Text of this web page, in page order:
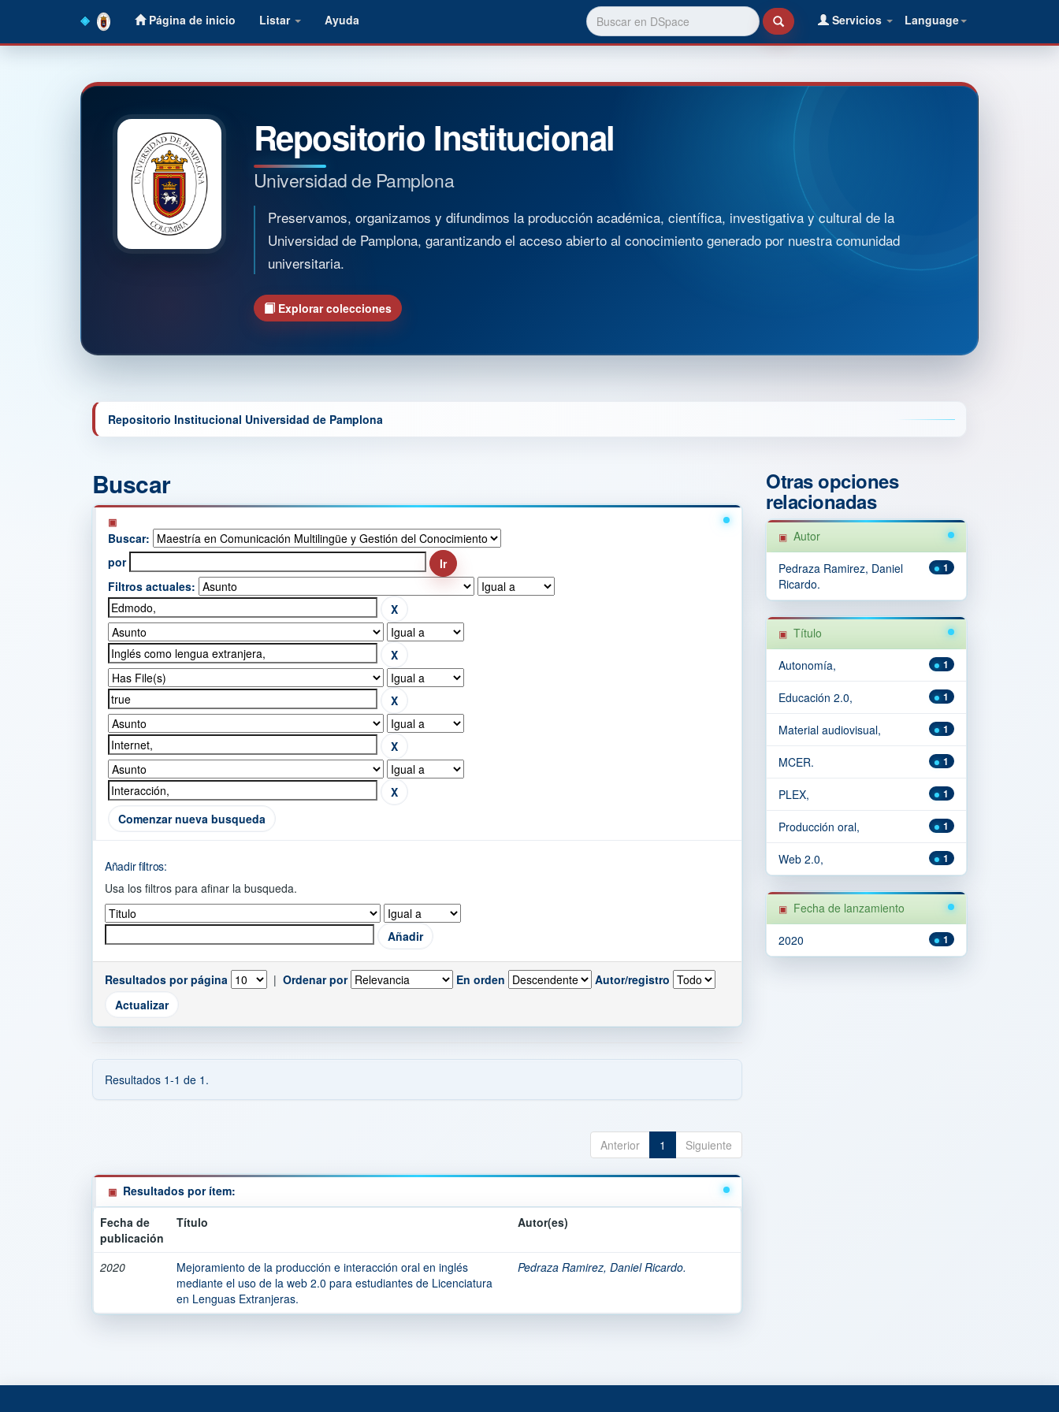
Página de inicio Listar Ayuda Language
Servicios
Repositorio Institucional
Universidad de Pamplona
Preservamos, organizamos y difundimos la producción académica, científica, investigativa y cultural de la
Universidad de Pamplona, garantizando el acceso abierto al conocimiento generado por nuestra comunidad
universitaria.
Explorar colecciones
Repositorio Institucional Universidad de Pamplona
Buscar
Buscar:
por
Filtros actuales:
Comenzar nueva busqueda
Añadir filtros:
Usa los filtros para afinar la busqueda.
Resultados por página | Ordenar por En orden Autor/registro
Resultados 1-1 de 1.
Anterior 1 Siguiente
Resultados por ítem:
Fecha de
publicación
Título Autor(es)
2020
Mejoramiento de la producción e interacción oral en inglés
mediante el uso de la web 2.0 para estudiantes de Licenciatura
en Lenguas Extranjeras.
Pedraza Ramirez, Daniel Ricardo.
Otras opciones
relacionadas
Autor
1
Pedraza Ramirez, Daniel
Ricardo.
Título
1
Autonomía,
1
Educación 2.0,
1
Material audiovisual,
1
MCER.
1
PLEX,
1
Producción oral,
1
Web 2.0,
Fecha de lanzamiento
1
2020